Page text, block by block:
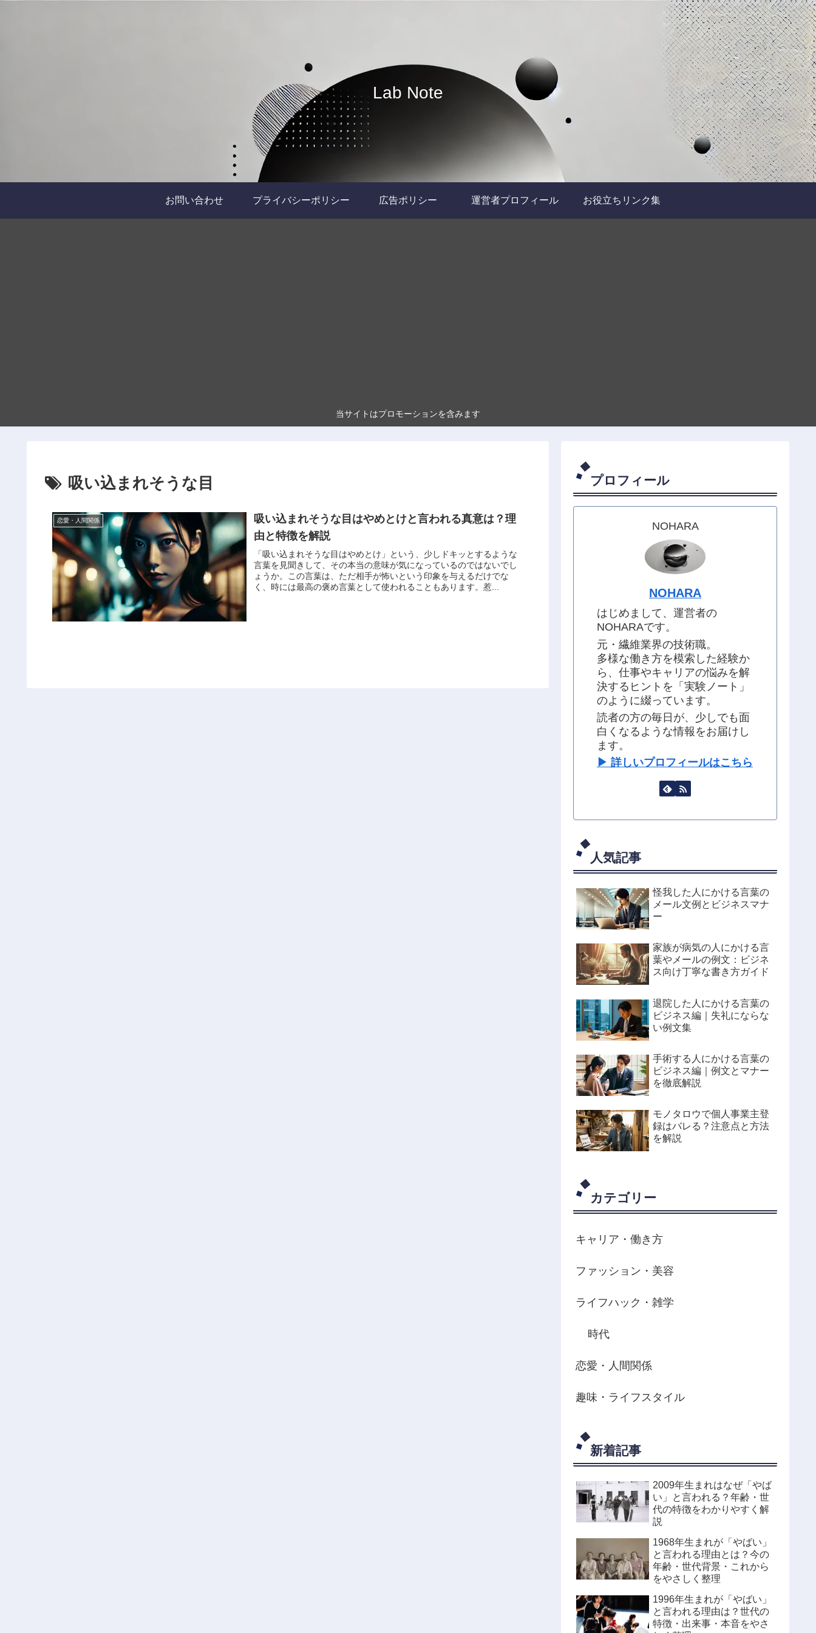
Lab Note
お問い合わせ プライバシーポリシー 広告ポリシー 運営者プロフィール お役立ちリンク集
当サイトはプロモーションを含みます
吸い込まれそうな目
恋愛・人間関係
吸い込まれそうな目はやめとけと言われる真意は？理
由と特徴を解説
「吸い込まれそうな目はやめとけ」という、少しドキッとするような
言葉を見聞きして、その本当の意味が気になっているのではないでし
ょうか。この言葉は、ただ相手が怖いという印象を与えるだけでな
く、時には最高の褒め言葉として使われることもあります。惹...
プロフィール
NOHARA
NOHARA
はじめまして、運営者の
NOHARAです。
元・繊維業界の技術職。
多様な働き方を模索した経験か
ら、仕事やキャリアの悩みを解
決するヒントを「実験ノート」
のように綴っています。
読者の方の毎日が、少しでも面
白くなるような情報をお届けし
ます。
▶︎ 詳しいプロフィールはこちら
人気記事
怪我した人にかける言葉の
メール文例とビジネスマナ
ー
家族が病気の人にかける言
葉やメールの例文：ビジネ
ス向け丁寧な書き方ガイド
退院した人にかける言葉の
ビジネス編｜失礼にならな
い例文集
手術する人にかける言葉の
ビジネス編｜例文とマナー
を徹底解説
モノタロウで個人事業主登
録はバレる？注意点と方法
を解説
カテゴリー
キャリア・働き方
ファッション・美容
ライフハック・雑学
時代
恋愛・人間関係
趣味・ライフスタイル
新着記事
2009年生まれはなぜ「やば
い」と言われる？年齢・世
代の特徴をわかりやすく解
説
1968年生まれが「やばい」
と言われる理由とは？今の
年齢・世代背景・これから
をやさしく整理
1996年生まれが「やばい」
と言われる理由は？世代の
特徴・出来事・本音をやさ